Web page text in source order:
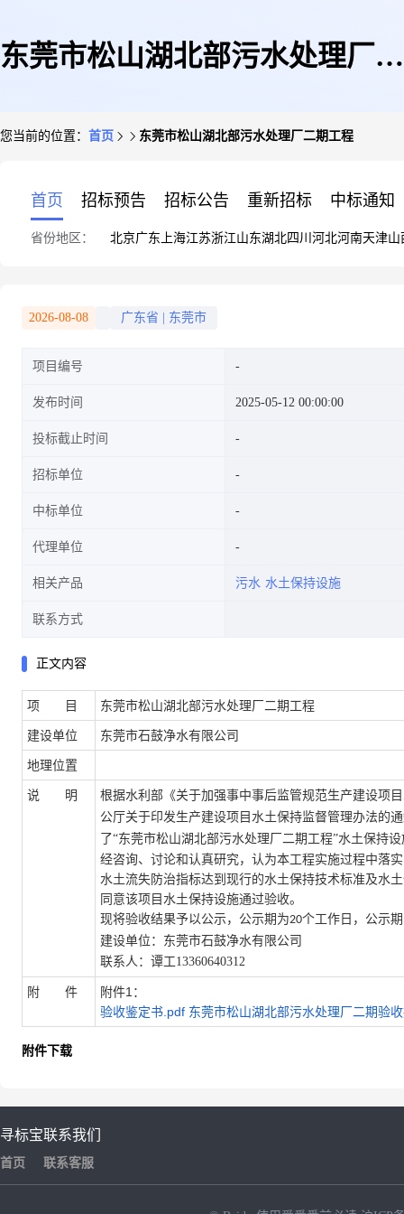
东莞市松山湖北部污水处理厂二
您当前的位置： 首页 东莞市松山湖北部污水处理厂二期工程
首页 招标预告 招标公告 重新招标 中标通知
省份地区： 北京广东 上海江苏浙江山东湖北四川 河北河南天津山
2026-08-08 广东省 东莞市
项目编号
发布时间 2025-05-12 00:00:00
投标截止时间
招标单位
中标单位
代理单位
相关产品 污水 水土保持设施
联系方式
正文内容
项 目 东莞市松山湖北部污水处理厂二期工程
建设单位 东莞市石鼓净水有限公司
地理位置
说 明
根据水利部《关于加强事中事后监管规范生产建设项
公厅关于印发生产建设项目水土保持监督管理办法的
了“东莞市松山湖北部污水处理厂二期工程”水土保持
经咨询、讨论和认真研究，认为本工程实施过程中落
水土流失防治指标达到现行的水土保持技术标准及水
同意该项目水土保持设施通过验收。
现将验收结果予以公示，公示期为20个工作日，公示
建设单位：东莞市石鼓净水有限公司
联系人：谭工13360640312
附 件
附件1：
验收鉴定书.pdf 东莞市松山湖北部污水处理厂二期验
附件下载
寻标宝
首页
联系我们
联系客服